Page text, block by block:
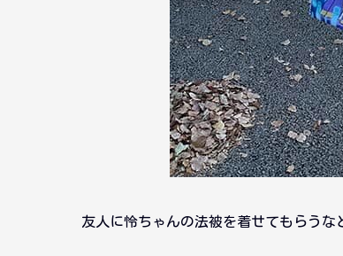
友人に怜ちゃんの法被を着せてもらうな